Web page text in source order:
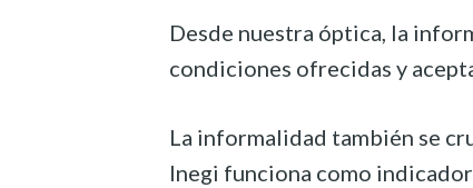
Desde nuestra óptica, la
condiciones ofrecidas y
La informalidad también se
Inegi funciona como